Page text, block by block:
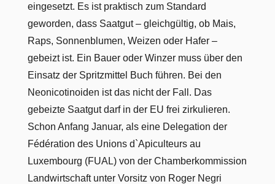
eingesetzt. Es ist praktisch zum Standard
geworden, dass Saatgut – gleichgültig, ob Mais,
Raps, Sonnenblumen, Weizen oder Hafer –
gebeizt ist. Ein Bauer oder Winzer muss über den
Einsatz der Spritzmittel Buch führen. Bei den
Neonicotinoiden ist das nicht der Fall. Das
gebeizte Saatgut darf in der EU frei zirkulieren.
Schon Anfang Januar, als eine Delegation der
Fédération des Unions d`Apiculteurs au
Luxembourg (FUAL) von der Chamberkommission
Landwirtschaft unter Vorsitz von Roger Negri